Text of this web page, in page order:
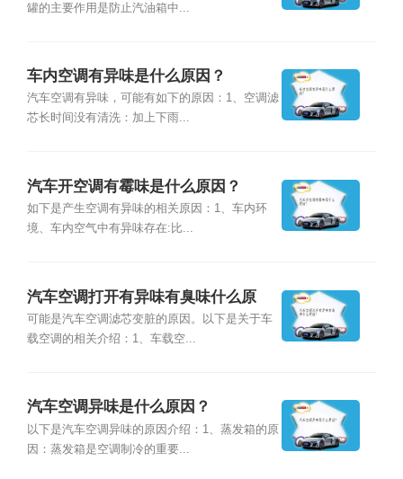
罐的主要作用是防止汽油箱中...
车内空调有异味是什么原因？
汽车空调有异味，可能有如下的原因：1、空调滤
芯长时间没有清洗：加上下雨...
汽车开空调有霉味是什么原因？
如下是产生空调有异味的相关原因：1、车内环
境、车内空气中有异味存在:比...
汽车空调打开有异味有臭味什么原
因？
可能是汽车空调滤芯变脏的原因。以下是关于车
载空调的相关介绍：1、车载空...
汽车空调异味是什么原因？
以下是汽车空调异味的原因介绍：1、蒸发箱的原
因：蒸发箱是空调制冷的重要...